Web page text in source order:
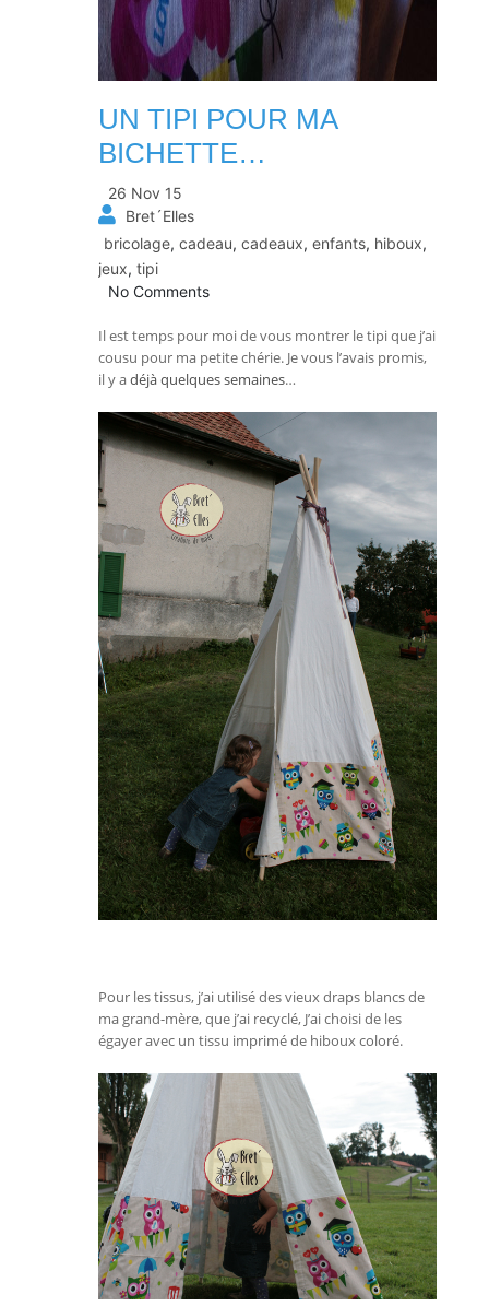
UN TIPI POUR MA
BICHETTE…
26 Nov 15
Bret´Elles
bricolage, cadeau, cadeaux, enfants, hiboux,
jeux, tipi
No Comments
Il est temps pour moi de vous montrer le tipi que j’ai
cousu pour ma petite chérie. Je vous l’avais promis,
il y adéjà quelques semaines…
Pour les tissus, j’ai utilisé des vieux draps blancs de
ma grand-mère, que j’ai recyclé, J’ai choisi de les
égayer avec un tissu imprimé de hiboux coloré.